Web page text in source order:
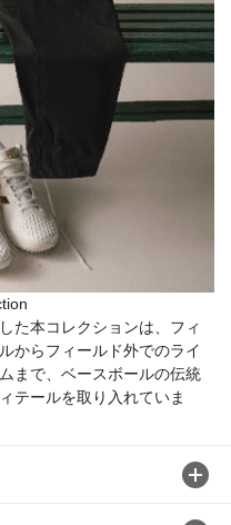
た本コレクションは、フィ
からフィールド外でのライ
まで、ベースボールの伝統
テールを取り入れていま